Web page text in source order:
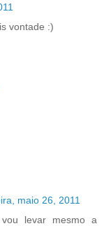
vontade :)
maio 26, 2011
levar mesmo a